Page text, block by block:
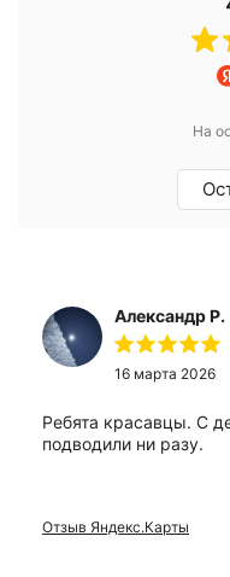
На
Александр Р.
16 марта 2026
Ребята красавцы. С
подводили ни разу.
Отзыв Яндекс.Карты